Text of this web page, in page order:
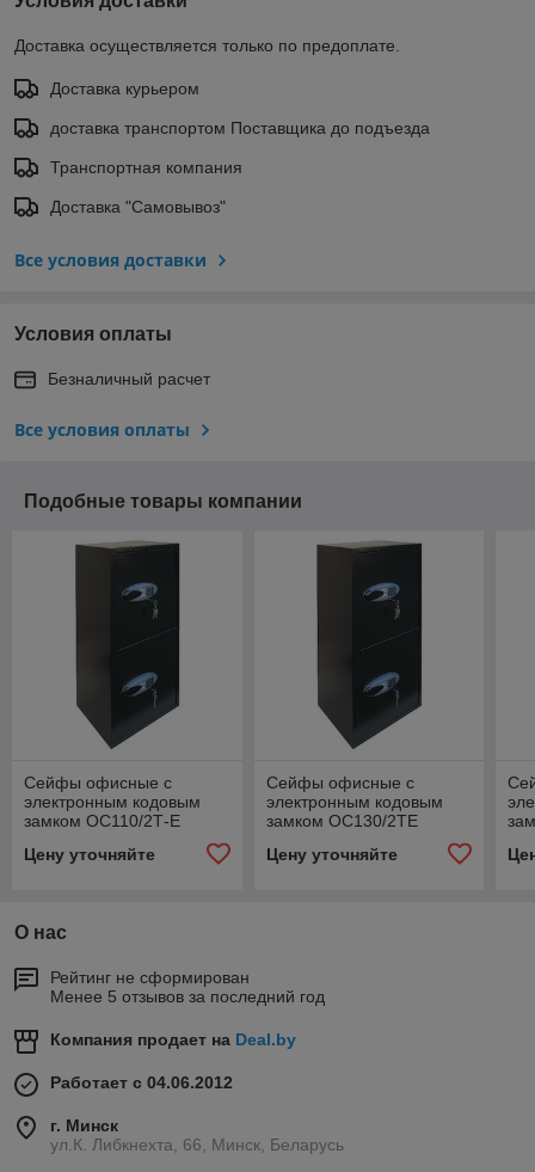
Доставка осуществляется только по предоплате.
Доставка курьером
доставка транспортом Поставщика до подъезда
Транспортная компания
Доставка "Самовывоз"
Все условия доставки
Условия оплаты
Безналичный расчет
Все условия оплаты
Подобные товары компании
Сейфы офисные с
электронным кодовым
замком ОС110/2Т-Е
Цену уточняйте
Сейфы офисные с
электронным кодовым
замком ОС130/2ТЕ
Цену уточняйте
О нас
Рейтинг не сформирован
Менее 5 отзывов за последний год
Компания продает на Deal.by
Работает с 04.06.2012
г. Минск
ул.К. Либкнехта, 66, Минск, Беларусь